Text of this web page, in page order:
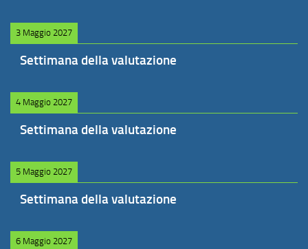
3 Maggio 2027
Settimana della valutazione
4 Maggio 2027
Settimana della valutazione
5 Maggio 2027
Settimana della valutazione
6 Maggio 2027